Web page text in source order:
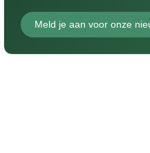
Meld je aan voor onze